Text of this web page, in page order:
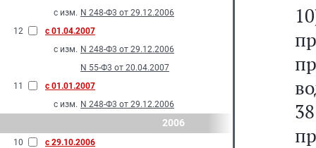
с изм. N 248-Ф3 от 29.12.2006
12
с 01.04.2007
с изм. N 248-Ф3 от 29.12.2006
N 55-Ф3 от 20.04.2007
11
с 01.01.2007
с изм. N 248-Ф3 от 29.12.2006
2006
10
с 29.10.2006